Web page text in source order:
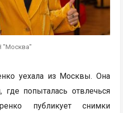
"Москва"
уехала из Москвы. Она
где попыталась отвлечься
публикует снимки